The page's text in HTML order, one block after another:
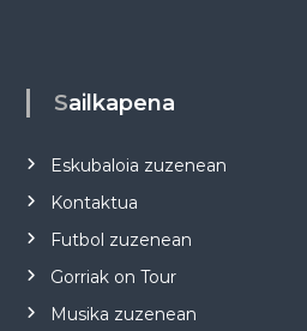
Sailkapena
Eskubaloia zuzenean
Kontaktua
Futbol zuzenean
Gorriak on Tour
Musika zuzenean